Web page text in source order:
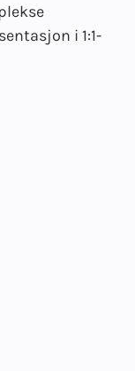
i 1:1-